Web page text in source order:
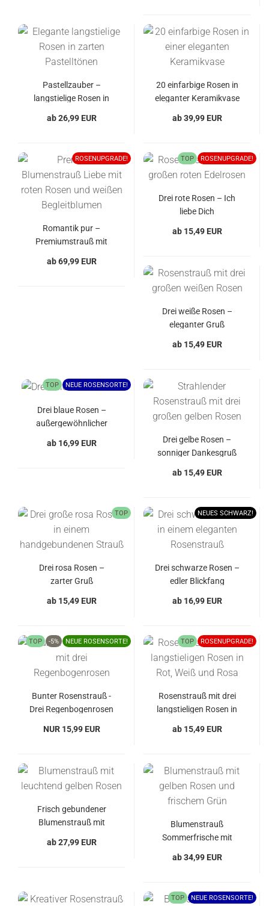
Pastellzauber –
langstielige Rosen in
ab 26,99 EUR
20 einfarbige Rosen in
eleganter Keramikvase
ab 39,99 EUR
ROSENUPGRADE!
Romantik pur –
Premiumstrauß mit
ab 69,99 EUR
TOP ROSENUPGRADE!
Drei rote Rosen – Ich
liebe Dich
ab 15,49 EUR
Drei weiße Rosen –
eleganter Gruß
ab 15,49 EUR
TOP NEUE ROSENSORTE!
Drei blaue Rosen –
außergewöhnlicher
ab 16,99 EUR
Drei gelbe Rosen –
sonniger Dankesgruß
ab 15,49 EUR
TOP
Drei rosa Rosen –
zarter Gruß
ab 15,49 EUR
NEUES SCHWARZ!
Drei schwarze Rosen –
edler Blickfang
ab 16,99 EUR
TOP -5% NEUE ROSENSORTE!
Bunter Rosenstrauß -
Drei Regenbogenrosen
Gräsern
NUR 15,99 EUR
TOP ROSENUPGRADE!
Rosenstrauß mit drei
langstieligen Rosen in
ab 15,49 EUR
Frisch gebundener
Blumenstrauß mit
ab 27,99 EUR
Blumenstrauß
Sommerfrische mit
Rosen
ab 34,99 EUR
TOP NEUE ROSENSORTE!